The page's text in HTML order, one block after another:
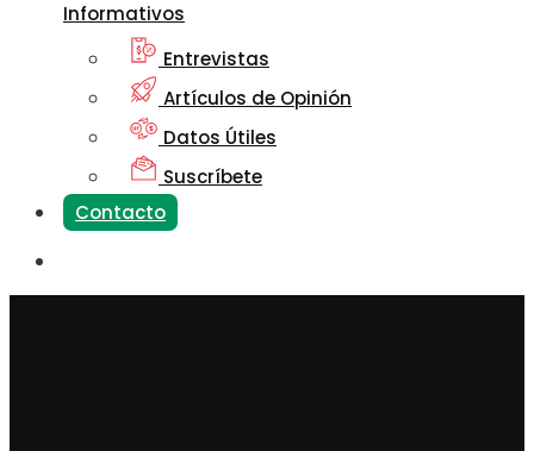
Informativos
Entrevistas
Artículos de Opinión
Datos Útiles
Suscríbete
Contacto